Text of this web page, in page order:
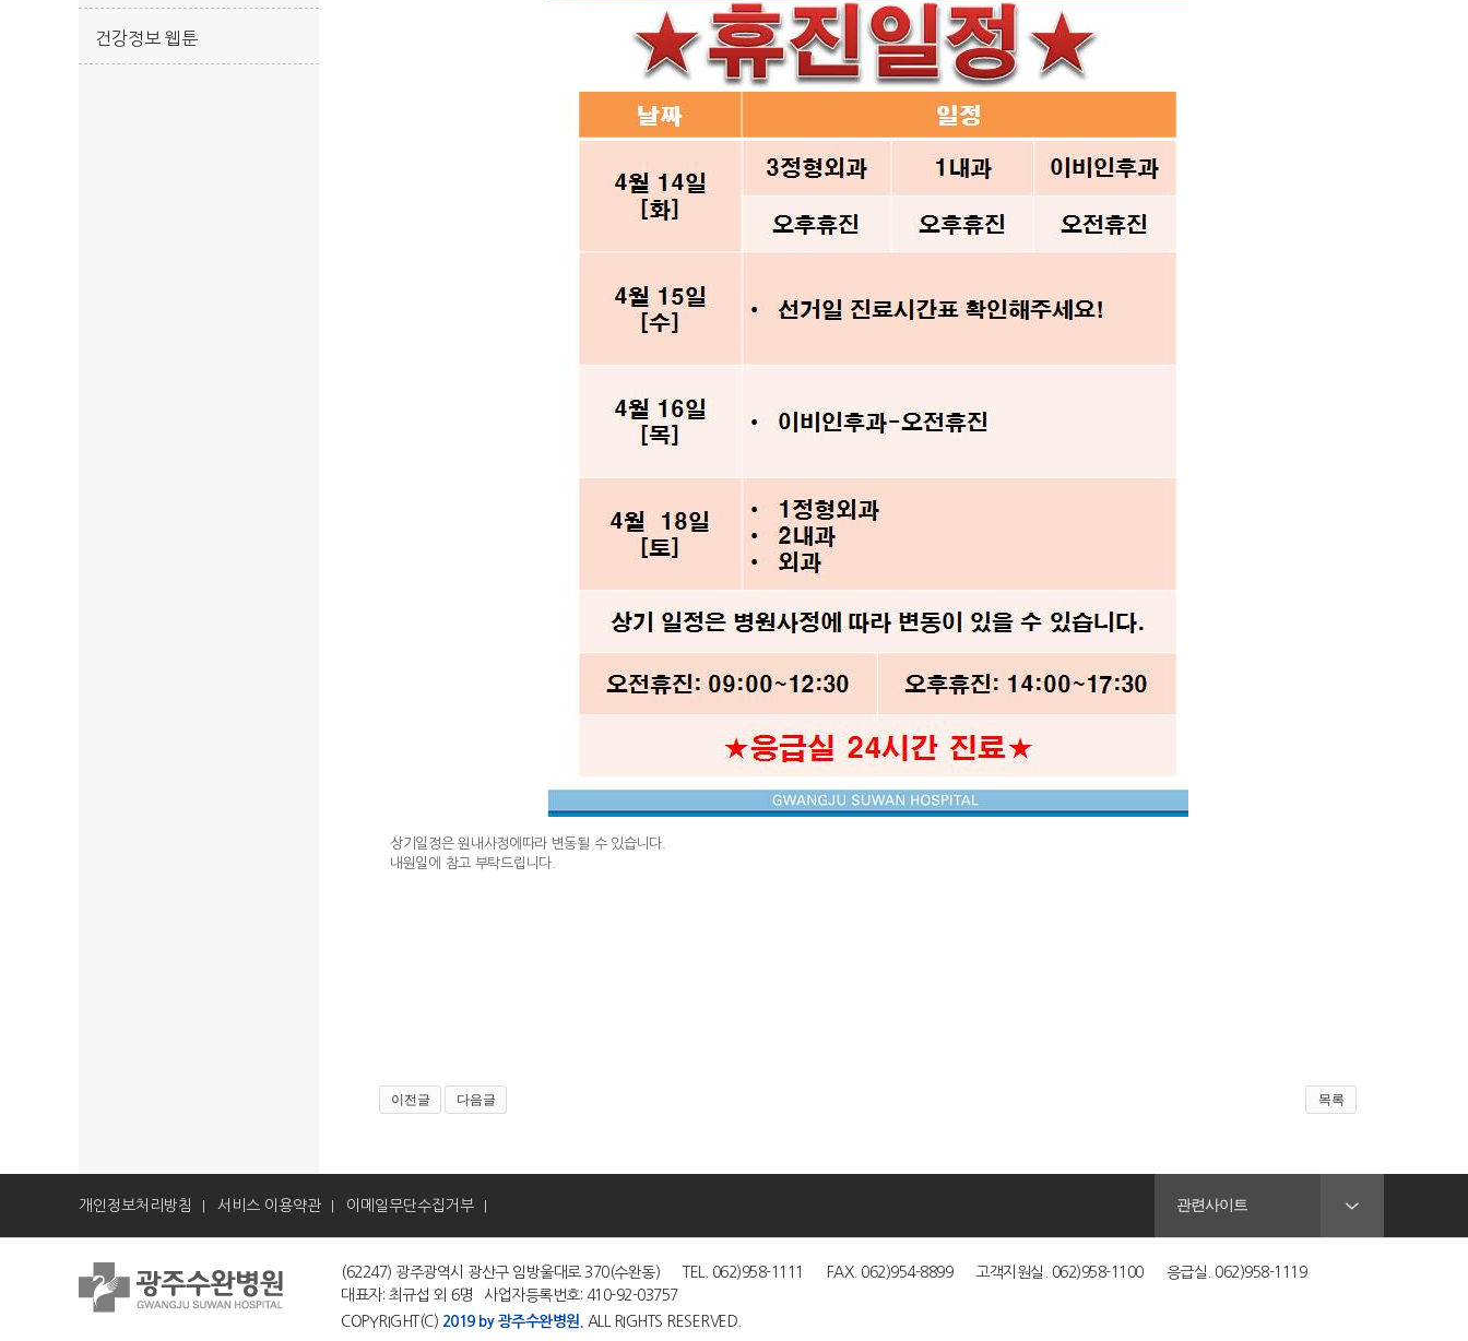
건강정보 웹툰
상기일정은 원내사정에따라 변동될 수 있습니다.
내원일에 참고 부탁드립니다.
이전글 다음글 목록
개인정보처리방침 서비스 이용약관 이메일무단수집거부 관련사이트
(62247) 광주광역시 광산구 임방울대로 370(수완동) TEL. 062)958-1111 FAX. 062)954-8899 고객지원실. 062)958-1100 응급실. 062)958-1119
대표자: 최규섭 외 6명 사업자등록번호: 410-92-03757
COPYRIGHT(C) 2019 by 광주수완병원. ALL RIGHTS RESERVED.